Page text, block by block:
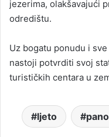
jezerima, olakšavajući
odredištu.
Uz bogatu ponudu i
nastoji potvrditi svoj
turističkih centara u
ljeto